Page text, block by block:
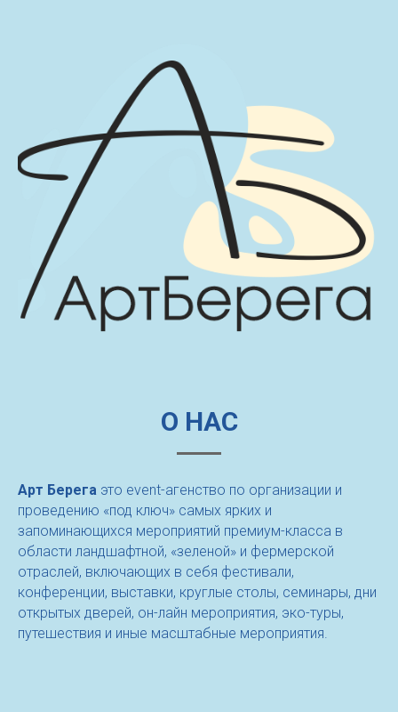
О НАС
Арт Берега это event-агенство по организации и
проведению «под ключ» самых ярких и
запоминающихся мероприятий премиум-класса в
области ландшафтной, «зеленой» и фермерской
отраслей, включающих в себя фестивали,
конференции, выставки, круглые столы, семинары, дни
открытых дверей, он-лайн мероприятия, эко-туры,
путешествия и иные масштабные мероприятия.